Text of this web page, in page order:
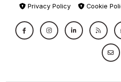
Privacy Policy
Cookie